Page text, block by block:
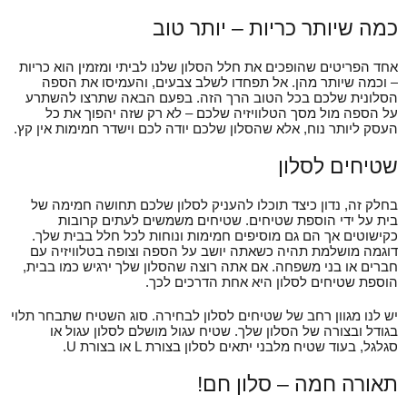
כמה שיותר כריות – יותר טוב
אחד הפריטים שהופכים את חלל הסלון שלנו לביתי ומזמין הוא כריות
– וכמה שיותר מהן. אל תפחדו לשלב צבעים, והעמיסו את הספה
הסלונית שלכם בכל הטוב הרך הזה. בפעם הבאה שתרצו להשתרע
על הספה מול מסך הטלוויזיה שלכם – לא רק שזה יהפוך את כל
העסק ליותר נוח, אלא שהסלון שלכם יודה לכם וישדר חמימות אין קץ.
שטיחים לסלון
בחלק זה, נדון כיצד תוכלו להעניק לסלון שלכם תחושה חמימה של
בית על ידי הוספת שטיחים. שטיחים משמשים לעתים קרובות
כקישוטים אך הם גם מוסיפים חמימות ונוחות לכל חלל בבית שלך.
דוגמה מושלמת תהיה כשאתה יושב על הספה וצופה בטלוויזיה עם
חברים או בני משפחה. אם אתה רוצה שהסלון שלך ירגיש כמו בבית,
הוספת שטיחים לסלון היא אחת הדרכים לכך.
יש לנו מגוון רחב של שטיחים לסלון לבחירה. סוג השטיח שתבחר תלוי
בגודל ובצורה של הסלון שלך. שטיח עגול מושלם לסלון עגול או
סגלגל, בעוד שטיח מלבני יתאים לסלון בצורת L או בצורת U.
תאורה חמה – סלון חם!